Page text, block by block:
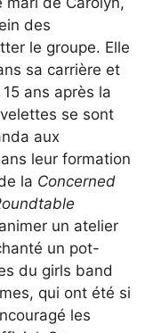
des
le groupe. Elle
sa carrière et
ans après la
se sont
aux
leur formation
la Concerned
un atelier
un pot-
du girls band
qui ont été si
les